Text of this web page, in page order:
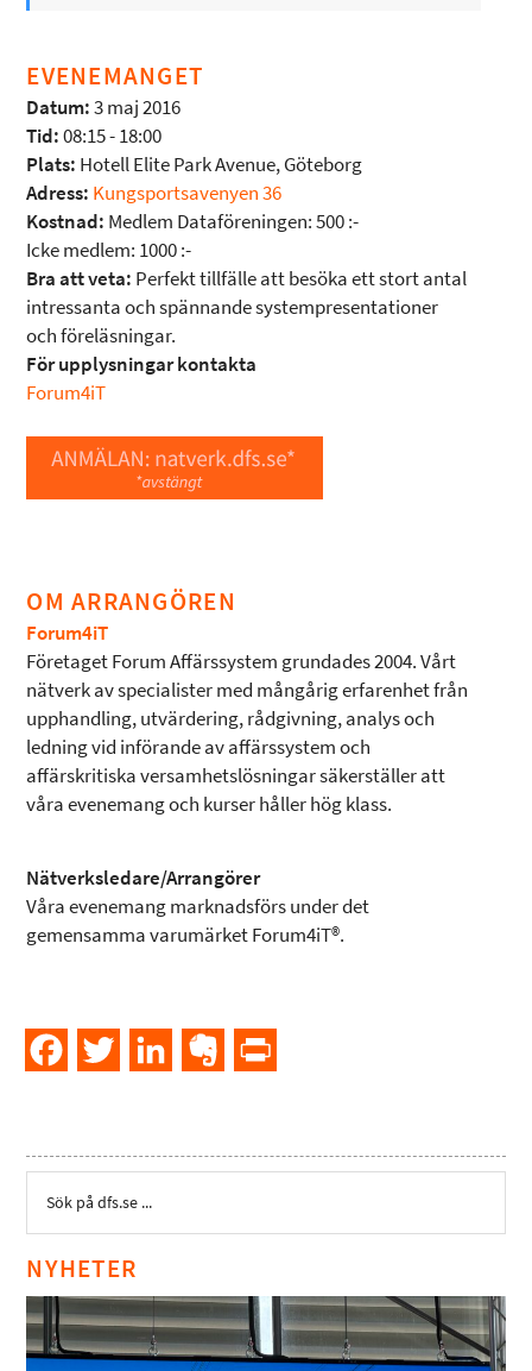
EVENEMANGET
Datum:3 maj 2016
Tid:08:15 - 18:00
Plats: Hotell Elite Park Avenue, Göteborg
Adress: Kungsportsavenyen 36
Kostnad: Medlem Dataföreningen: 500 :-
Icke medlem: 1000 :-
Bra att veta: Perfekt tillfälle att besöka ett stort antal
intressanta och spännande systempresentationer
och föreläsningar.
För upplysningar kontakta
Forum4iT
OM ARRANGÖREN
Forum4iT
Företaget Forum Affärssystem grundades 2004. Vårt
nätverk av specialister med mångårig erfarenhet från
upphandling, utvärdering, rådgivning, analys och
ledning vid införande av affärssystem och
affärskritiska versamhetslösningar säkerställer att
våra evenemang och kurser håller hög klass.
Nätverksledare/Arrangörer
Våra evenemang marknadsförs under det
gemensamma varumärket Forum4iT®.
FacebookTwitter LinkedInEvernote
NYHETER